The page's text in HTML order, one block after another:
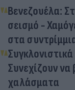
Βενεζουέλα:
σεισμό -
στα
Συνεχίζουν
χαλάσματα